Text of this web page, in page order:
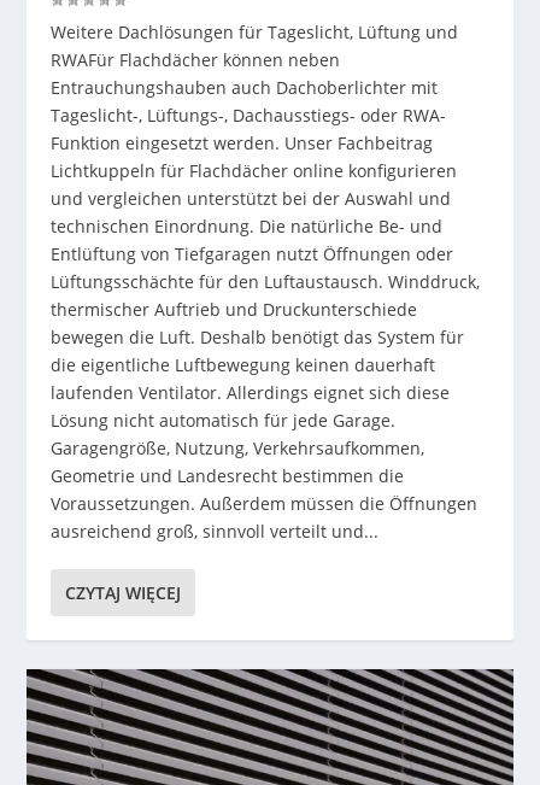
Weitere Dachlösungen für Tageslicht, Lüftung und
RWAFür Flachdächer können neben
Entrauchungshauben auch Dachoberlichter mit
Tageslicht-, Lüftungs-, Dachausstiegs- oder RWA-
Funktion eingesetzt werden. Unser Fachbeitrag
Lichtkuppeln für Flachdächer online konfigurieren
und vergleichen unterstützt bei der Auswahl und
technischen Einordnung. Die natürliche Be- und
Entlüftung von Tiefgaragen nutzt Öffnungen oder
Lüftungsschächte für den Luftaustausch. Winddruck,
thermischer Auftrieb und Druckunterschiede
bewegen die Luft. Deshalb benötigt das System für
die eigentliche Luftbewegung keinen dauerhaft
laufenden Ventilator. Allerdings eignet sich diese
Lösung nicht automatisch für jede Garage.
Garagengröße, Nutzung, Verkehrsaufkommen,
Geometrie und Landesrecht bestimmen die
Voraussetzungen. Außerdem müssen die Öffnungen
ausreichend groß, sinnvoll verteilt und...
CZYTAJ WIĘCEJ